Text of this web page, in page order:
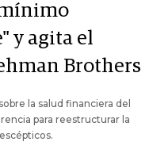
mínimo
y agita el
Brothers
la salud financiera del
para reestructurar la